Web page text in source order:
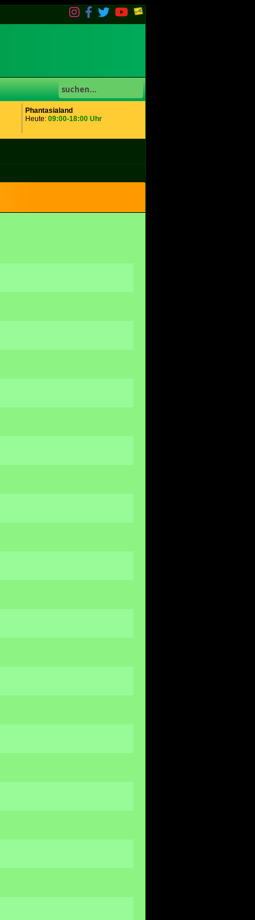
Phantasialand
Heute: 09:00-18:00 Uhr